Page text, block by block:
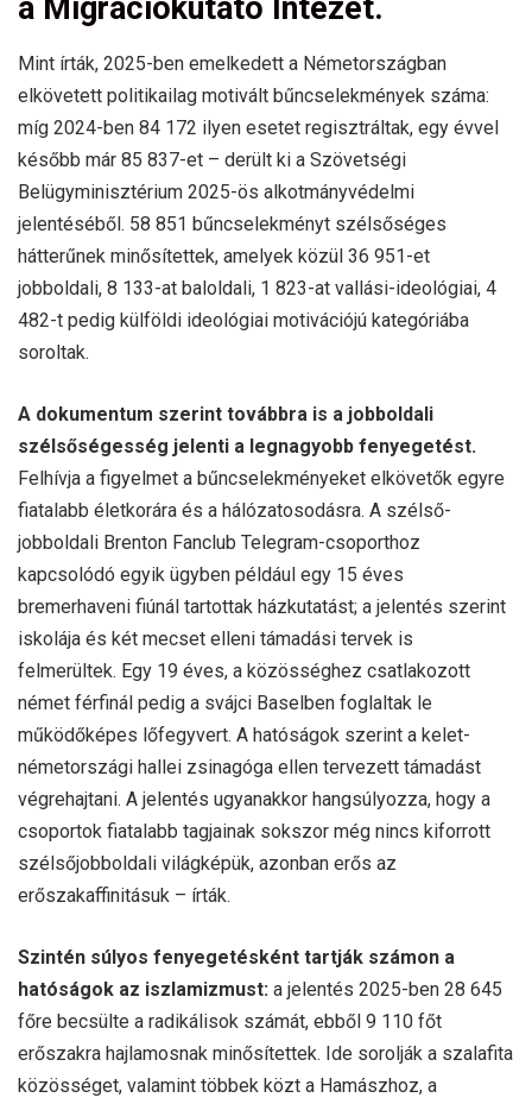
a Migrációkutató Intézet.
Mint írták, 2025-ben emelkedett a Németországban
elkövetett politikailag motivált bűncselekmények száma:
míg 2024-ben 84 172 ilyen esetet regisztráltak, egy évvel
később már 85 837-et – derült ki a Szövetségi
Belügyminisztérium 2025-ös alkotmányvédelmi
jelentéséből. 58 851 bűncselekményt szélsőséges
hátterűnek minősítettek, amelyek közül 36 951-et
jobboldali, 8 133-at baloldali, 1 823-at vallási-ideológiai, 4
482-t pedig külföldi ideológiai motivá­ciójú kategóriába
soroltak.
A dokumentum szerint továbbra is a jobboldali
szélsőségesség jelenti a legnagyobb fenyegetést.
Felhívja a figyelmet a bűncselekményeket elkövetők egyre
fiatalabb életkorára és a hálózatosodásra. A szélső­
jobboldali Brenton Fanclub Telegram-csoporthoz
kapcsolódó egyik ügyben például egy 15 éves
bremerhaveni fiúnál tartottak házkutatást; a jelentés szerint
iskolája és két mecset elleni támadási tervek is
felmerültek. Egy 19 éves, a közösséghez csatlako­zott
német férfinál pedig a svájci Baselben foglaltak le
működőképes lőfegyvert. A hatóságok szerint a kelet-
németországi hallei zsinagóga ellen tervezett támadást
végrehajtani. A jelentés ugyanakkor hang­súlyozza, hogy a
csoportok fiatalabb tagjainak sok­szor még nincs kiforrott
szélsőjobboldali világké­pük, azonban erős az
erőszakaffinitásuk – írták.
Szintén súlyos fenyegetésként tartják számon a
hatóságok az iszlamizmust: a jelentés 2025-ben 28 645
főre becsülte a radikálisok számát, ebből 9 110 főt
erőszakra hajlamosnak minősítettek. Ide sorolják a szalafita
közösséget, valamint többek közt a Hamászhoz, a